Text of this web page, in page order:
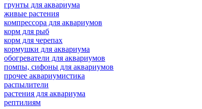
грунты для аквариума
живые растения
компрессора для аквариумов
корм для рыб
корм для черепах
кормушки для аквариума
обогреватели для аквариумов
помпы, сифоны для аквариумов
прочее аквариумистика
распылители
растения для аквариума
рептилиям